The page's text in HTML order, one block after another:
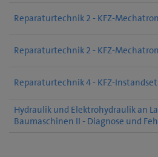
Reparaturtechnik 2 - KFZ-
Reparaturtechnik 2 - KFZ-
Reparaturtechnik 4 - KFZ-
Hydraulik und Elektrohydraulik an
Baumaschinen II - Diagnose und